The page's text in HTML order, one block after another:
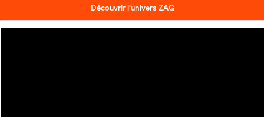
Découvrir l'univers ZAG